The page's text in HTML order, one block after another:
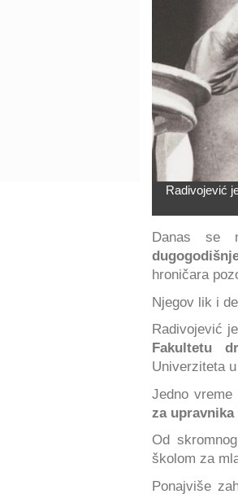
Radivojević
Danas se
hroničara
Njegov lik i
Radivojević
Fakultetu
Univerziteta
Jedno vreme
za upravnika
Od
školom za
Ponajviše